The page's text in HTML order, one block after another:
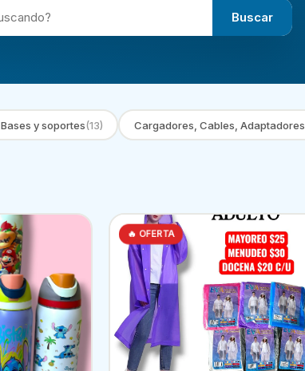
Buscar
Bases y soportes(13) Cargadores, Cables, Adaptadores
🔥 OFERTA